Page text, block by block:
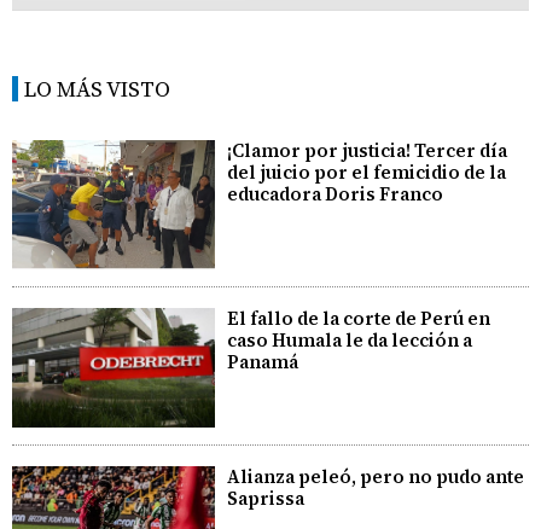
LO MÁS VISTO
¡Clamor por justicia! Tercer día
del juicio por el femicidio de la
educadora Doris Franco
El fallo de la corte de Perú en
caso Humala le da lección a
Panamá
Alianza peleó, pero no pudo ante
Saprissa